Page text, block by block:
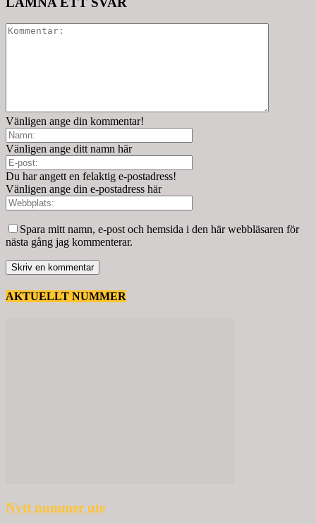
Vänligen ange din kommentar!
Vänligen ange ditt namn här
Du har angett en felaktig e-postadress!
Vänligen ange din e-postadress här
Spara mitt namn, e-post och hemsida i den här webbläsaren för
nästa gång jag kommenterar.
AKTUELLT NUMMER
Nytt nummer ute